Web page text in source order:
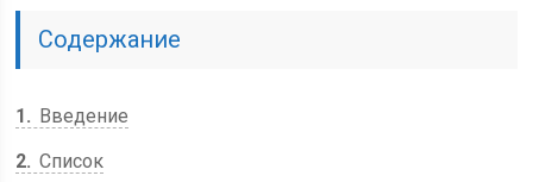
Содержание
1
Введение
2 Список